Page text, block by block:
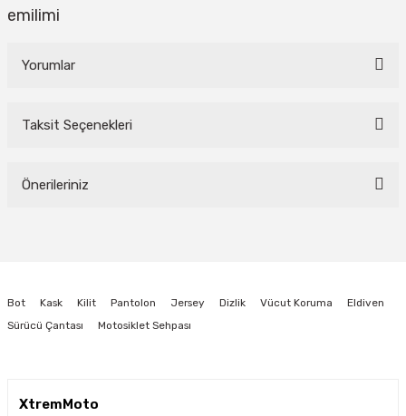
emilimi
Yorumlar
Taksit Seçenekleri
Önerileriniz
Ürün resmi kalitesiz, bozuk veya görüntülenemiyor.
Ürün fiyatı diğer sitelerden daha pahalı.
Bot Kask Kilit Pantolon Jersey Dizlik Vücut Koruma
Eldiven
Sürücü Çantası
Motosiklet Sehpası
XtremMoto